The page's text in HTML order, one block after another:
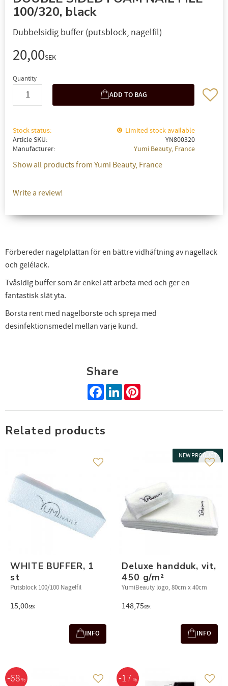
100/320, black
Dubbelsidig buffer (putsblock, nagelfil)
20,00SEK
Quantity
Add to
Stock status
Limited stock available
Article SKU
YN800320
Manufacturer
Yumi Beauty, France
Show all products from Yumi Beauty, France
Write a review!
Förbereder nagelplattan för en bättre vidhäftning av nagellack
och gelélack.
Tvåsidig buffer som är enkel att arbeta med och ger en
fantastisk slät yta.
Borsta rent med nagelborste och spreja med
desinfektionsmedel mellan varje kund.
Share
Facebook
LinkedIn
Related products
WHITE BUFFER, 1
st
Putsblock 100/100 Nagelfil
15,00SEK
Add to favorites
INFO
Deluxe handduk, vit,
450 g/m²
YumiBeauty logo, 80cm x 40cm
148,75SEK
NEW PRODUCT
Add
INFO
68 % Add to favorites
17 % Add
FÅ 10% PÅ DIN NÄSTA BESTÄLLNING!
Anmäl dig till nyhetsbrev och få 10% rabatt på din nästa
beställning. Passa på att få exclusiva erbjudanden och
skönhetsinspiration direkt till din inkorg.